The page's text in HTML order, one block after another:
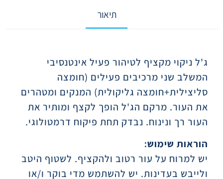
תיאור
ג'ל ניקוי מקציף לטיהור פעיל אינטנסיבי
המשלב שני מרכיבים פעילים (חומצה
סליצילית+חומצה גליקולית) המנקים ומטהרים
את העור. מרקם הג'ל הופך לקצף ומותיר את
העור רך ונינוח. נבדק תחת פיקוח דרמטולוגי.
הוראות שימוש:
יש למרוח על עור רטוב ולהקציף. לשטוף היטב
ולייבש בעדינות. יש להשתמש מדי בוקר ו/או